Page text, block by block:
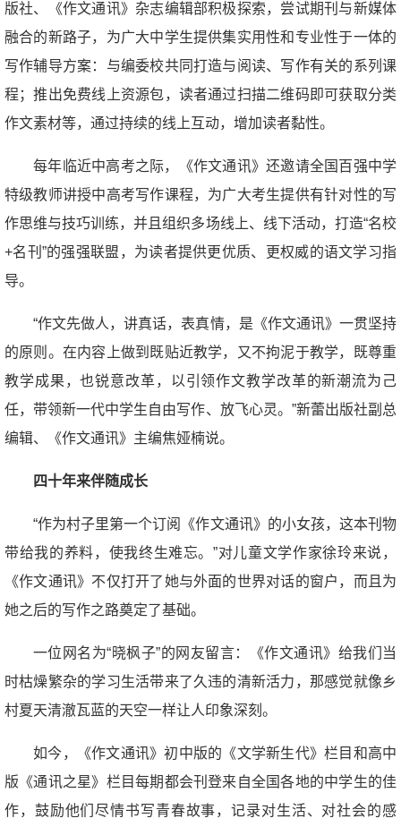
版社、《作文通讯》杂志编辑部积极探索，尝试期刊与新媒体
融合的新路子，为广大中学生提供集实用性和专业性于一体的
写作辅导方案：与编委校共同打造与阅读、写作有关的系列课
程；推出免费线上资源包，读者通过扫描二维码即可获取分类
作文素材等，通过持续的线上互动，增加读者黏性。
每年临近中高考之际，《作文通讯》还邀请全国百强中学
特级教师讲授中高考写作课程，为广大考生提供有针对性的写
作思维与技巧训练，并且组织多场线上、线下活动，打造“名校
+名刊”的强强联盟，为读者提供更优质、更权威的语文学习指
导。
“作文先做人，讲真话，表真情，是《作文通讯》一贯坚持
的原则。在内容上做到既贴近教学，又不拘泥于教学，既尊重
教学成果，也锐意改革，以引领作文教学改革的新潮流为己
任，带领新一代中学生自由写作、放飞心灵。”新蕾出版社副总
编辑、《作文通讯》主编焦娅楠说。
四十年来伴随成长
“作为村子里第一个订阅《作文通讯》的小女孩，这本刊物
带给我的养料，使我终生难忘。”对儿童文学作家徐玲来说，
《作文通讯》不仅打开了她与外面的世界对话的窗户，而且为
她之后的写作之路奠定了基础。
一位网名为“晓枫子”的网友留言：《作文通讯》给我们当
时枯燥繁杂的学习生活带来了久违的清新活力，那感觉就像乡
村夏天清澈瓦蓝的天空一样让人印象深刻。
如今，《作文通讯》初中版的《文学新生代》栏目和高中
版《通讯之星》栏目每期都会刊登来自全国各地的中学生的佳
作，鼓励他们尽情书写青春故事，记录对生活、对社会的感